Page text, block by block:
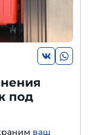
под
ваш